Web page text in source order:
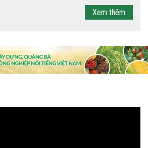
Củ niễng - đặc sản đầu đông
Xem thêm